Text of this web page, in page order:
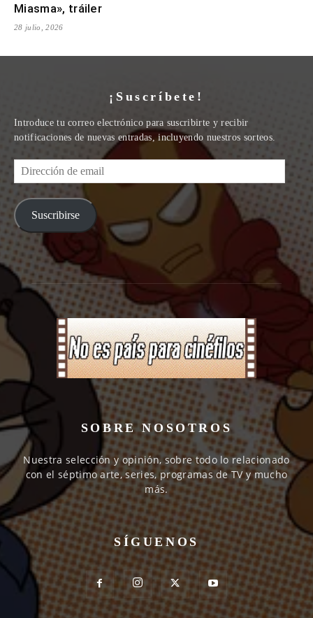
Miasma», tráiler
28 julio, 2026
¡Suscríbete!
Introduce tu correo electrónico para suscribirte y recibir
notificaciones de nuevas entradas, incluyendo nuestros sorteos.
Dirección
de
email
Suscribirse
SOBRE NOSOTROS
Nuestra selección y opinión, sobre todo lo relacionado
con el séptimo arte, series, programas de TV y mucho
más.
SÍGUENOS